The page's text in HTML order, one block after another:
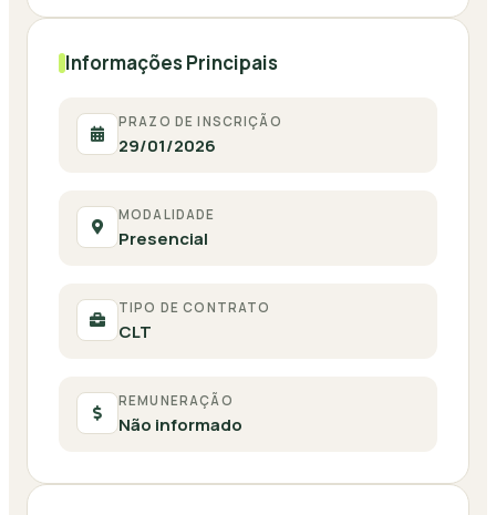
Informações Principais
PRAZO DE INSCRIÇÃO
29/01/2026
MODALIDADE
Presencial
TIPO DE CONTRATO
CLT
REMUNERAÇÃO
Não informado